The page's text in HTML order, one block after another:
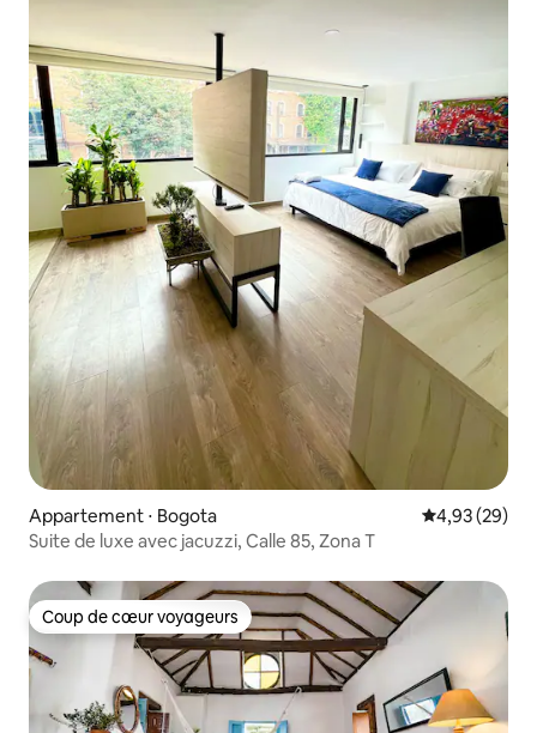
Appartement ⋅ Bogota Évaluation
4,93 (29)
Suite de luxe avec jacuzzi, Calle 85, Zona T
Coup de cœur voyageurs
Coup de cœur voyageurs